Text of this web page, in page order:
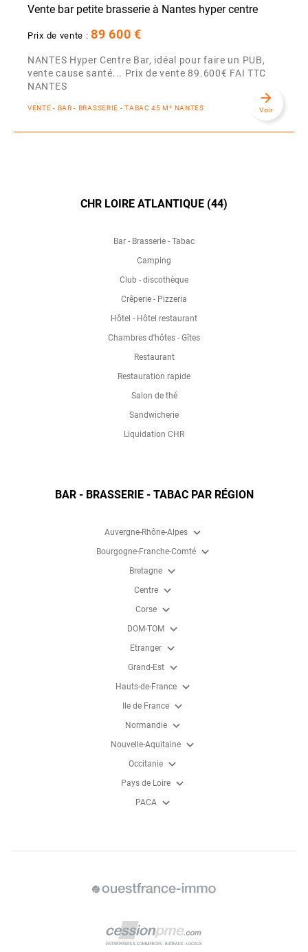
Vente bar petite brasserie à Nantes hyper centre
Prix de vente :89 600 €
NANTES Hyper Centre Bar, idéal pour faire un PUB,
vente cause santé... Prix de vente 89.600€ FAI TTC
NANTES
VENTE - BAR - BRASSERIE - TABAC 45 M² NANTES
arrow_forward
Voir
CHR LOIRE ATLANTIQUE (44)
Bar - Brasserie - Tabac
Camping
Club - discothèque
Crêperie - Pizzeria
Hôtel - Hôtel restaurant
Chambres d'hôtes - Gîtes
Restaurant
Restauration rapide
Salon de thé
Sandwicherie
Liquidation CHR
BAR - BRASSERIE - TABAC PAR RÉGION
Auvergne-Rhône-Alpes expand_more
Bourgogne-Franche-Comté expand_more
Bretagne expand_more
Centre expand_more
Corse expand_more
DOM-TOM expand_more
Etranger expand_more
Grand-Est expand_more
Hauts-de-France expand_more
Ile de France expand_more
Normandie expand_more
Nouvelle-Aquitaine expand_more
Occitanie expand_more
Pays de Loire expand_more
PACA expand_more